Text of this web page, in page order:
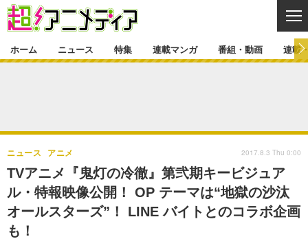
ゲーム・アプリ マンガ
グッズ イベント
声優 コスプレ
特集一覧 カバー
ラキりす
連載マンガ
連載マンガ一覧 連載一覧
番組・動画一覧 ラジオ
動画
連載・ブログ
連載・ブログ一覧
ホーム ニュース 特集 連載マンガ 番組・動画 連載
TVアニメ『鬼灯の冷徹』第弐期キービジュア
ル・特報映像公開！ OP テーマは“地獄の沙汰
オールスターズ”！ LINE バイトとのコラボ企画
も！
ニュース アニメ 2017.8.3 Thu 0:00